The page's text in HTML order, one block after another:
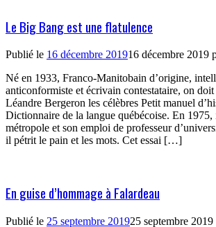
Le Big Bang est une flatulence
Publié le 16 décembre 201916 décembre 2019
Né en 1933, Franco-Manitobain d’origine,
anticonformiste et écrivain contestataire, on doit
Léandre Bergeron les célèbres Petit manuel
Dictionnaire de la langue québécoise. En 1975,
métropole et son emploi de professeur
il pétrit le pain et les mots. Cet essai […]
En guise d’hommage à Falardeau
Publié le 25 septembre 201925 septembre 2019